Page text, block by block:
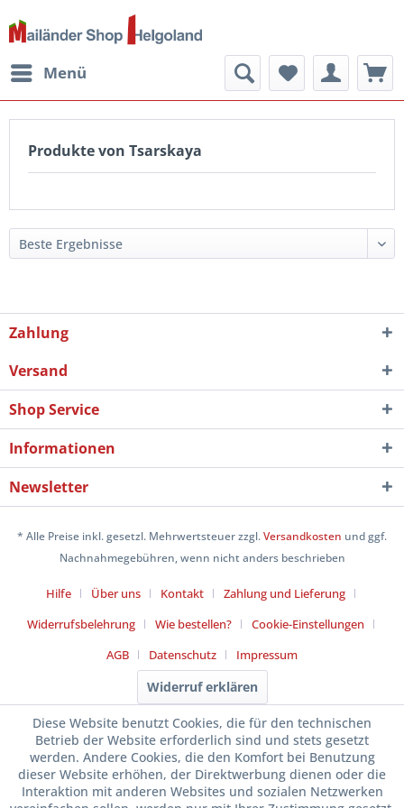
Menü
Produkte von Tsarskaya
Zahlung
Versand
Shop Service
Informationen
Newsletter
* Alle Preise inkl. gesetzl. Mehrwertsteuer zzgl.Versandkosten und ggf.
Nachnahmegebühren, wenn nicht anders beschrieben
Hilfe Über uns Kontakt
Zahlung und Lieferung
Widerrufsbelehrung
Wie bestellen?
Cookie-Einstellungen
AGB
Datenschutz Impressum
Widerruf erklären
Diese Website benutzt Cookies, die für den technischen
Betrieb der Website erforderlich sind und stets gesetzt
werden. Andere Cookies, die den Komfort bei Benutzung
dieser Website erhöhen, der Direktwerbung dienen oder die
Interaktion mit anderen Websites und sozialen Netzwerken